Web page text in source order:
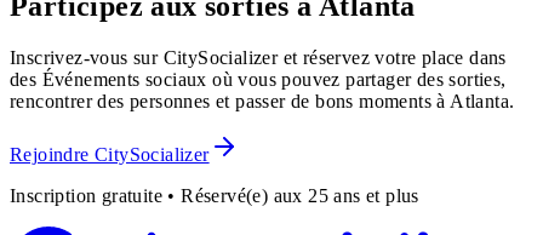
Participez aux sorties à Atlanta
Inscrivez-vous sur CitySocializer et réservez votre place dans
des Événements sociaux où vous pouvez partager des sorties,
rencontrer des personnes et passer de bons moments à Atlanta.
Rejoindre CitySocializer
Inscription gratuite • Réservé(e) aux 25 ans et plus